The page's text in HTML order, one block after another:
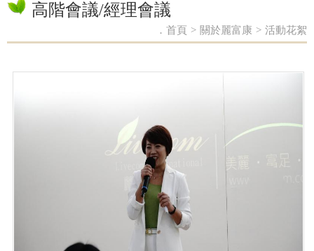
高階會議/經理會議
．首頁 > 關於麗富康 > 活動花絮